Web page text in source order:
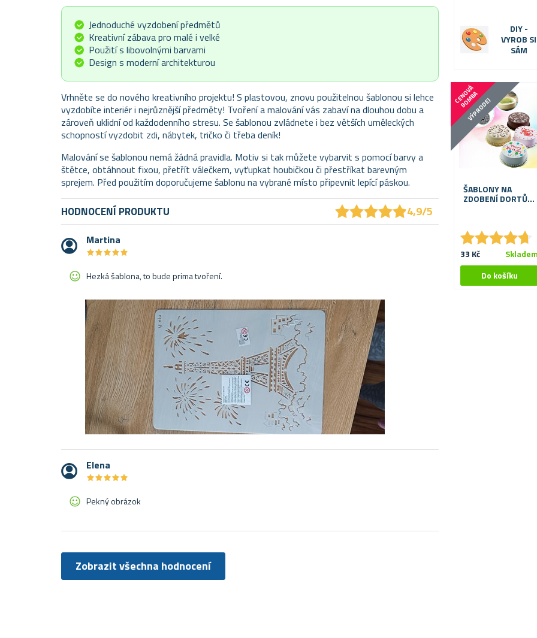
Jednoduché vyzdobení předmětů
Kreativní zábava pro malé i velké
Použití s libovolnými barvami
Design s moderní architekturou
Vrhněte se do nového kreativního projektu! S plastovou, znovu použitelnou šablonou si lehce
vyzdobíte interiér i nejrůznější předměty! Tvoření a malování vás zabaví na dlouhou dobu a
zároveň uklidní od každodenního stresu. Se šablonou zvládnete i bez větších uměleckých
schopností vyzdobit zdi, nábytek, tričko či třeba deník!
Malování se šablonou nemá žádná pravidla. Motiv si tak můžete vybarvit s pomocí barvy a
štětce, obtáhnout fixou, přetřít válečkem, vyťupkat houbičkou či přestříkat barevným
sprejem. Před použitím doporučujeme šablonu na vybrané místo připevnit lepící páskou.
DIY -
VYROB SI
SÁM
C
E
N
O
V
Á
B
O
M
B
A
VÝPRODEJ
ŠABLONY NA
ZDOBENÍ DORTŮ 4
★★★★★
★★★★★
33 Kč
HODNOCENÍ PRODUKTU ★★★★★
★★★★★4,9/5
Martina
★★★★★
★★★★★
Hezká šablona, to bude prima tvoření.
Elena
★★★★★
★★★★★
Pekný obrázok
Zobrazit všechna hodnocení